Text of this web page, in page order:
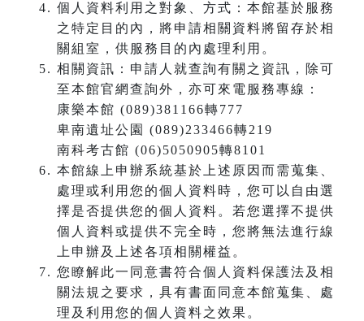
個人資料利用之對象、方式：本館基於服務
之特定目的內，將申請相關資料將留存於相
關組室，供服務目的內處理利用。
相關資訊：申請人就查詢有關之資訊，除可
至本館官網查詢外，亦可來電服務專線：
康樂本館 (089)381166轉777
卑南遺址公園 (089)233466轉219
南科考古館 (06)5050905轉8101
本館線上申辦系統基於上述原因而需蒐集、
處理或利用您的個人資料時，您可以自由選
擇是否提供您的個人資料。若您選擇不提供
個人資料或提供不完全時，您將無法進行線
上申辦及上述各項相關權益。
您瞭解此一同意書符合個人資料保護法及相
關法規之要求，具有書面同意本館蒐集、處
理及利用您的個人資料之效果。